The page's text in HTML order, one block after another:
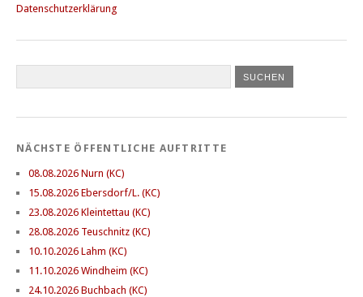
Datenschutzerklärung
NÄCHSTE ÖFFENTLICHE AUFTRITTE
08.08.2026 Nurn (KC)
15.08.2026 Ebersdorf/L. (KC)
23.08.2026 Kleintettau (KC)
28.08.2026 Teuschnitz (KC)
10.10.2026 Lahm (KC)
11.10.2026 Windheim (KC)
24.10.2026 Buchbach (KC)